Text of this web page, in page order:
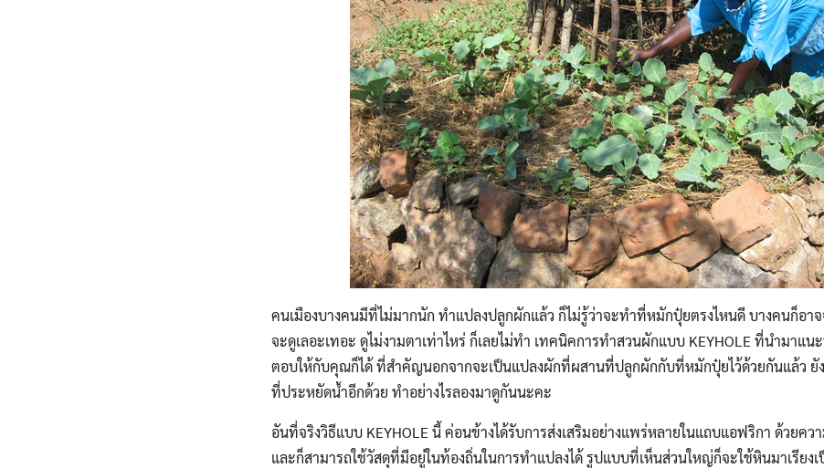
คนเมืองบางคนมีที่ไม่มากนัก ทำแปลงปลูกผักแล้ว ก็ไม่รู้ว่าจะทำที่หมักปุ๋ยตรงไหนดี บางคนก็อา
จะดูเลอะเทอะ ดูไม่งามตาเท่าไหร่ ก็เลยไม่ทำ เทคนิคการทำสวนผักแบบ KEYHOLE ที่นำมาแน
ตอบให้กับคุณก็ได้ ที่สำคัญนอกจากจะเป็นแปลงผักที่ผสานที่ปลูกผักกับที่หมักปุ๋ยไว้ด้วยกันแล้ว ยั
ที่ประหยัดน้ำอีกด้วย ทำอย่างไรลองมาดูกันนะคะ
อันที่จริงวิธีแบบ KEYHOLE นี้ ค่อนข้างได้รับการส่งเสริมอย่างแพร่หลายในแถบแอฟริกา ด้วยคว
และก็สามารถใช้วัสดุที่มีอยู่ในท้องถิ่นในการทำแปลงได้ รูปแบบที่เห็นส่วนใหญ่ก็จะใช้หินมาเรียง